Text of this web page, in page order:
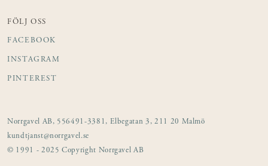
FÖLJ OSS
FACEBOOK
INSTAGRAM
PINTEREST
Norrgavel AB, 556491-3381, Elbegatan 3, 211 20 Malmö
kundtjanst@norrgavel.se
© 1991 - 2025 Copyright Norrgavel AB